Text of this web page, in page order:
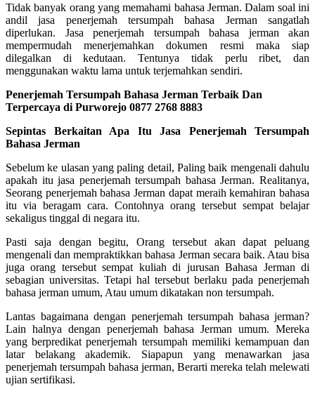
Tidak banyak orang yang memahami bahasa Jerman. Dalam soal ini
andil jasa penerjemah tersumpah bahasa Jerman sangatlah
diperlukan. Jasa penerjemah tersumpah bahasa jerman akan
mempermudah menerjemahkan dokumen resmi maka siap
dilegalkan di kedutaan. Tentunya tidak perlu ribet, dan
menggunakan waktu lama untuk terjemahkan sendiri.
Penerjemah Tersumpah Bahasa Jerman Terbaik Dan
Terpercaya di Purworejo 0877 2768 8883
Sepintas Berkaitan Apa Itu Jasa Penerjemah Tersumpah
Bahasa Jerman
Sebelum ke ulasan yang paling detail, Paling baik mengenali dahulu
apakah itu jasa penerjemah tersumpah bahasa Jerman. Realitanya,
Seorang penerjemah bahasa Jerman dapat meraih kemahiran bahasa
itu via beragam cara. Contohnya orang tersebut sempat belajar
sekaligus tinggal di negara itu.
Pasti saja dengan begitu, Orang tersebut akan dapat peluang
mengenali dan mempraktikkan bahasa Jerman secara baik. Atau bisa
juga orang tersebut sempat kuliah di jurusan Bahasa Jerman di
sebagian universitas. Tetapi hal tersebut berlaku pada penerjemah
bahasa jerman umum, Atau umum dikatakan non tersumpah.
Lantas bagaimana dengan penerjemah tersumpah bahasa jerman?
Lain halnya dengan penerjemah bahasa Jerman umum. Mereka
yang berpredikat penerjemah tersumpah memiliki kemampuan dan
latar belakang akademik. Siapapun yang menawarkan jasa
penerjemah tersumpah bahasa jerman, Berarti mereka telah melewati
ujian sertifikasi.